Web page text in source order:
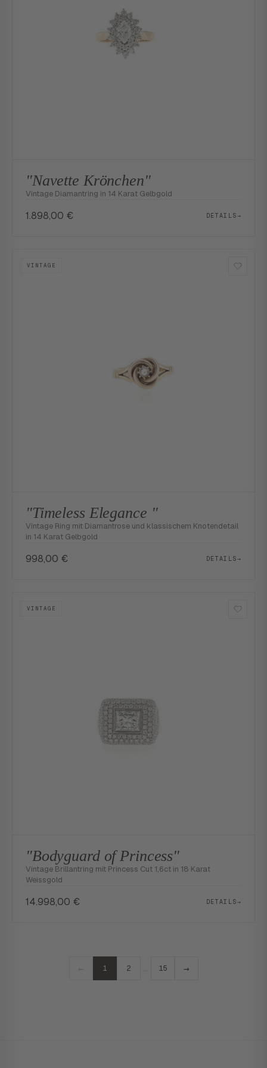
"Navette Krönchen"
Vintage Diamantring in 14 Karat Gelbgold
1.898,00 € DETAILS→
VINTAGE
"Timeless Elegance "
Vintage Ring mit Diamantrose und klassischem Knotendetail
in 14 Karat Gelbgold
998,00 € DETAILS→
VINTAGE
"Bodyguard of Princess"
Vintage Brillantring mit Princess Cut 1,6ct in 18 Karat
Weissgold
14.998,00 € DETAILS→
1 2 … 15 →